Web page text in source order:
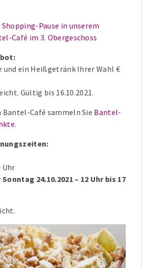
Pause in unserem
Café im 3. Obergeschoss
und ein Heißgetränk Ihrer Wahl €
Gültig bis 16.10.2021.
Bantel-Café sammeln Sie Bantel-
.
Uhr
24.10.2021 – 12 Uhr bis 17